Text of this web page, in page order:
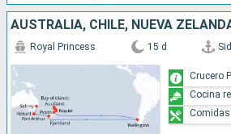
AUSTRALIA, CHILE, NUEVA
Royal Princess 15 d
Crucero
Cocina